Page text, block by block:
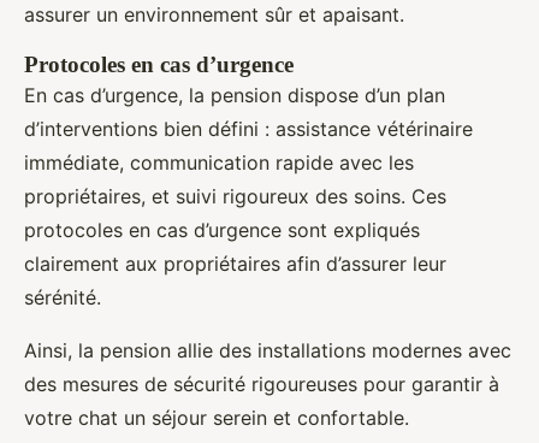
assurer un environnement sûr et apaisant.
Protocoles en cas d’urgence
En cas d’urgence, la pension dispose d’un plan
d’interventions bien défini : assistance vétérinaire
immédiate, communication rapide avec les
propriétaires, et suivi rigoureux des soins. Ces
protocoles en cas d’urgence sont expliqués
clairement aux propriétaires afin d’assurer leur
sérénité.
Ainsi, la pension allie des installations modernes avec
des mesures de sécurité rigoureuses pour garantir à
votre chat un séjour serein et confortable.